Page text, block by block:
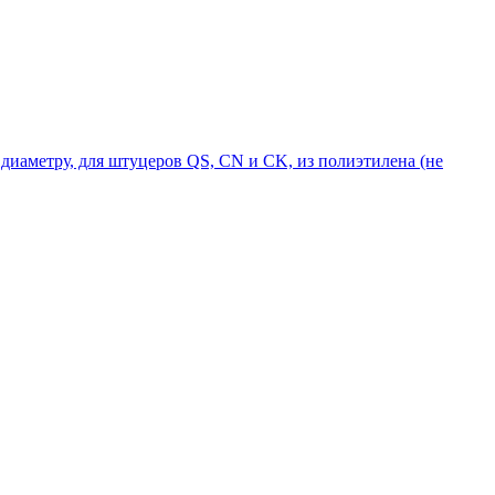
для штуцеров QS, CN и CK, из полиэтилена (не